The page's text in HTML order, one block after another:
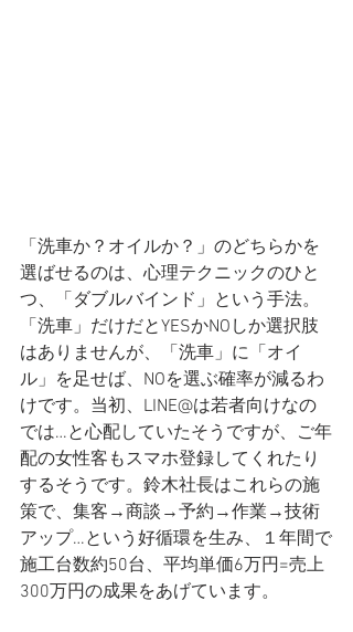
「洗車か？オイルか？」のどちらかを
選ばせるのは、心理テクニックのひと
つ、「ダブルバインド」という手法。
「洗車」だけだとYESかNOしか選択肢
はありませんが、「洗車」に「オイ
ル」を足せば、NOを選ぶ確率が減るわ
けです。当初、LINE@は若者向けなの
では…と心配していたそうですが、ご年
配の女性客もスマホ登録してくれたり
するそうです。鈴木社長はこれらの施
策で、集客→商談→予約→作業→技術
アップ…という好循環を生み、１年間で
施工台数約50台、平均単価6万円=売上
300万円の成果をあげています。